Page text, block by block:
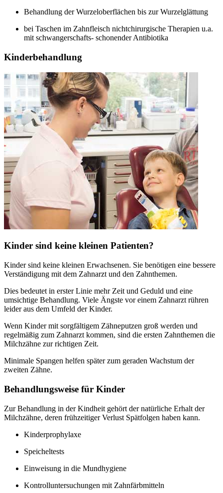
Behandlung der Wurzeloberflächen bis zur Wurzelglättung
bei Taschen im Zahnfleisch nichtchirurgische Therapien u.a.
mit schwangerschafts- schonender Antibiotika
Kinderbehandlung
Kinder sind keine kleinen Patienten?
Kinder sind keine kleinen Erwachsenen. Sie benötigen eine bessere
Verständigung mit dem Zahnarzt und den Zahnthemen.
Dies bedeutet in erster Linie mehr Zeit und Geduld und eine
umsichtige Behandlung. Viele Ängste vor einem Zahnarzt rühren
leider aus dem Umfeld der Kinder.
Wenn Kinder mit sorgfältigem Zähneputzen groß werden und
regelmäßig zum Zahnarzt kommen, sind die ersten Zahnthemen die
Milchzähne zur richtigen Zeit.
Minimale Spangen helfen später zum geraden Wachstum der
zweiten Zähne.
Behandlungsweise für Kinder
Zur Behandlung in der Kindheit gehört der natürliche Erhalt der
Milchzähne, deren frühzeitiger Verlust Spätfolgen haben kann.
Kinderprophylaxe
Speicheltests
Einweisung in die Mundhygiene
Kontrolluntersuchungen mit Zahnfärbmitteln